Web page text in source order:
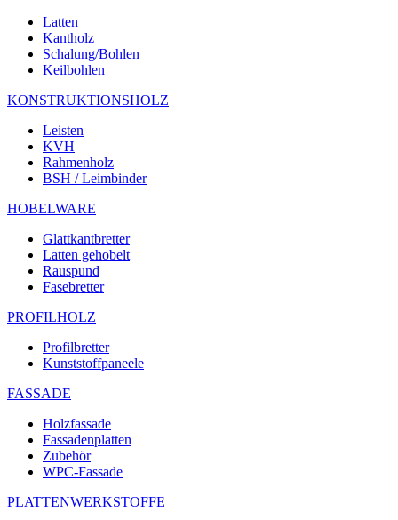
Latten
Kantholz
Schalung/Bohlen
Keilbohlen
KONSTRUKTIONSHOLZ
Leisten
KVH
Rahmenholz
BSH / Leimbinder
HOBELWARE
Glattkantbretter
Latten gehobelt
Rauspund
Fasebretter
PROFILHOLZ
Profilbretter
Kunststoffpaneele
FASSADE
Holzfassade
Fassadenplatten
Zubehör
WPC-Fassade
PLATTENWERKSTOFFE